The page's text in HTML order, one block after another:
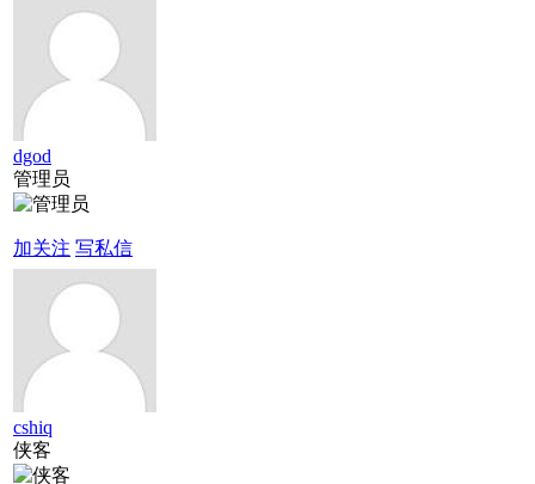
dgod
管理员
加关注 写私信
cshiq
侠客